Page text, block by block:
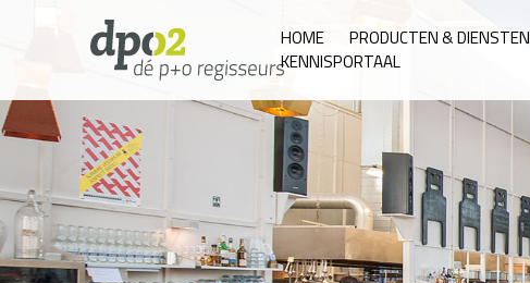
HOME PRODUCTEN & DIENSTEN
KENNISPORTAAL